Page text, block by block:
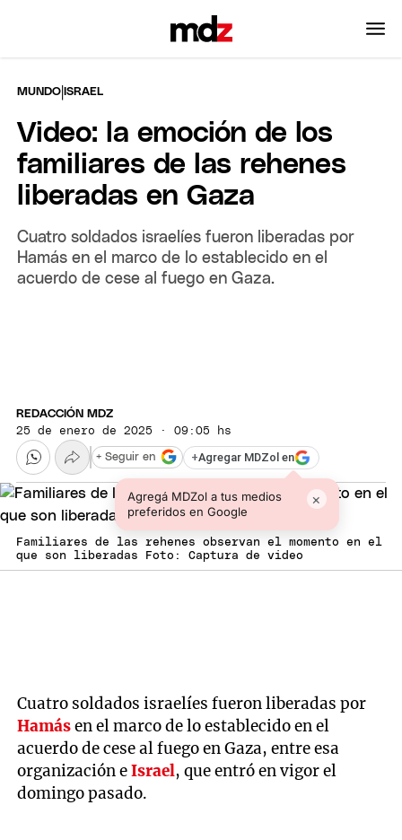
MUNDO | ISRAEL
Video: la emoción de los
familiares de las rehenes
liberadas en Gaza
Cuatro soldados israelíes fueron liberadas por
Hamás en el marco de lo establecido en el
acuerdo de cese al fuego en Gaza.
REDACCIÓN MDZ
25 de enero de 2025 · 09:05 hs
+Agregar MDZol en
Agregá MDZol a tus medios
preferidos en Google
×
+ Seguir en
Familiares de las rehenes observan el momento en el
que son liberadas Foto: Captura de video
Cuatro soldados israelíes fueron liberadas por
Hamásen el marco de lo establecido en el
acuerdo de cese al fuego en Gaza, entre esa
organización eIsrael, que entró en vigor el
domingo pasado.